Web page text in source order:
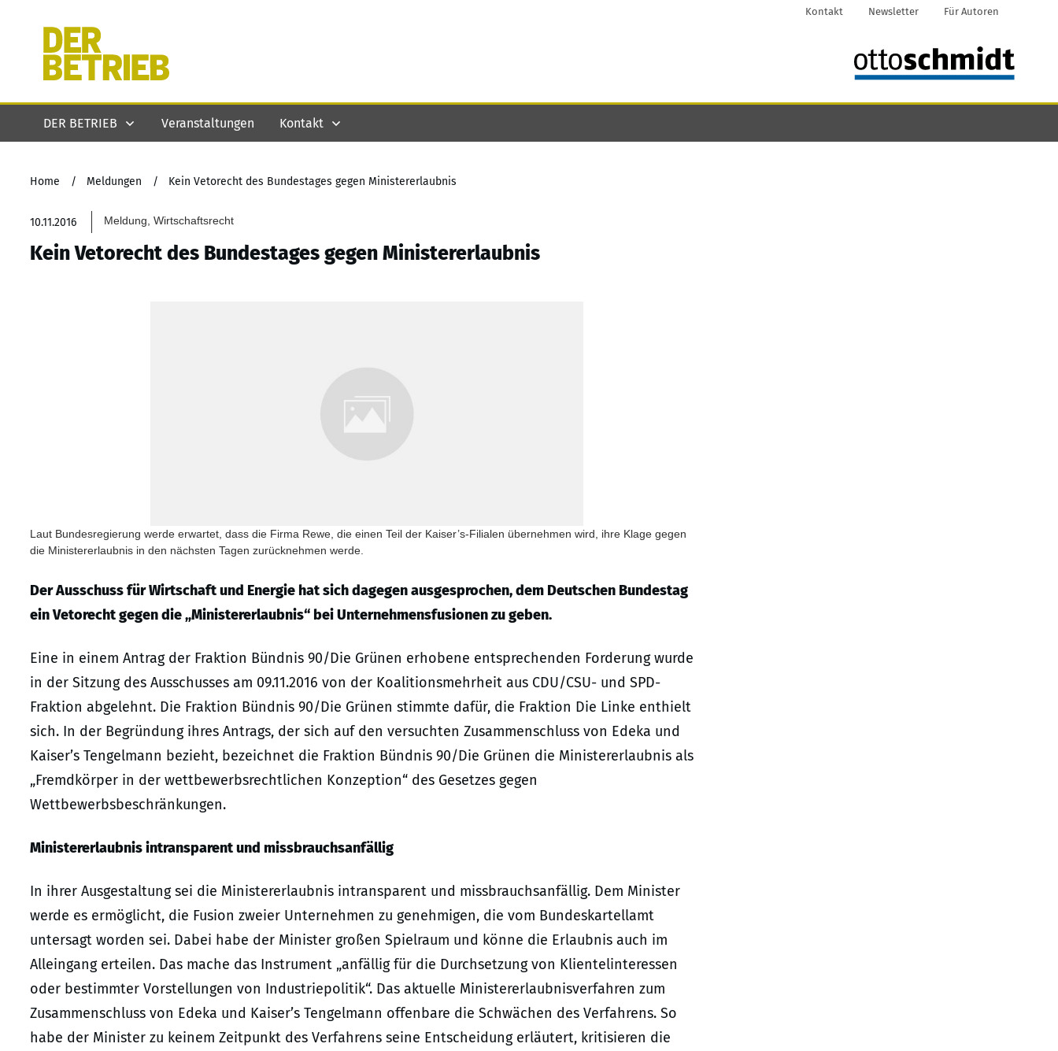
Kontakt Newsletter Für Autoren
DER BETRIEB Veranstaltungen Kontakt
Home / Meldungen / Kein Vetorecht des Bundestages gegen Ministererlaubnis
10.11.2016 Meldung, Wirtschaftsrecht
Kein Vetorecht des Bundestages gegen Ministererlaubnis
Laut Bundesregierung werde erwartet, dass die Firma Rewe, die einen Teil der Kaiser’s-Filialen übernehmen wird, ihre Klage gegen
die Ministererlaubnis in den nächsten Tagen zurücknehmen werde.
Der Ausschuss für Wirtschaft und Energie hat sich dagegen ausgesprochen, dem Deutschen Bundestag
ein Vetorecht gegen die „Ministererlaubnis“ bei Unternehmensfusionen zu geben.
Eine in einem Antrag der Fraktion Bündnis 90/Die Grünen erhobene entsprechenden Forderung wurde
in der Sitzung des Ausschusses am 09.11.2016 von der Koalitionsmehrheit aus CDU/CSU- und SPD-
Fraktion abgelehnt. Die Fraktion Bündnis 90/Die Grünen stimmte dafür, die Fraktion Die Linke enthielt
sich. In der Begründung ihres Antrags, der sich auf den versuchten Zusammenschluss von Edeka und
Kaiser’s Tengelmann bezieht, bezeichnet die Fraktion Bündnis 90/Die Grünen die Ministererlaubnis als
„Fremdkörper in der wettbewerbsrechtlichen Konzeption“ des Gesetzes gegen
Wettbewerbsbeschränkungen.
Ministererlaubnis intransparent und missbrauchsanfällig
In ihrer Ausgestaltung sei die Ministererlaubnis intransparent und missbrauchsanfällig. Dem Minister
werde es ermöglicht, die Fusion zweier Unternehmen zu genehmigen, die vom Bundeskartellamt
untersagt worden sei. Dabei habe der Minister großen Spielraum und könne die Erlaubnis auch im
Alleingang erteilen. Das mache das Instrument „anfällig für die Durchsetzung von Klientelinteressen
oder bestimmter Vorstellungen von Industriepolitik“. Das aktuelle Ministererlaubnisverfahren zum
Zusammenschluss von Edeka und Kaiser’s Tengelmann offenbare die Schwächen des Verfahrens. So
habe der Minister zu keinem Zeitpunkt des Verfahrens seine Entscheidung erläutert, kritisieren die